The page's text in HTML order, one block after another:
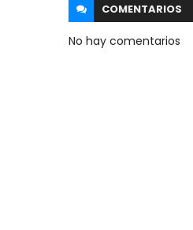
COMENTARIOS
No hay comentarios